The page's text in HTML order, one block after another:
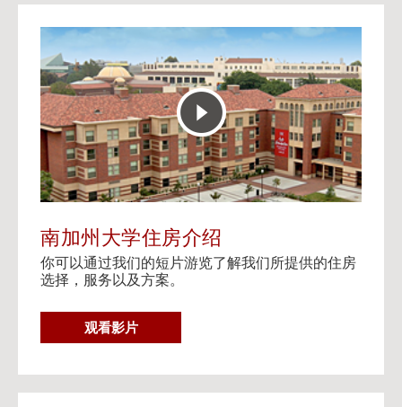
N
E
R
A
C
T
I
V
E
A
P
G
o
t
o
H
o
u
i
n
V
i
d
e
南加州大学住房介绍
你可以通过我们的短片游览了解我们所提供的住房
选择，服务以及方案。
G
O
观看影片